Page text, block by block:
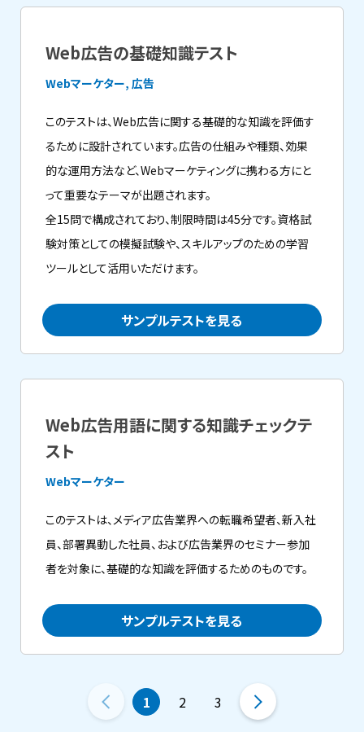
Web広告の基礎知識テスト
Webマーケター, 広告
このテストは、Web広告に関する基礎的な知識を評価す
るために設計されています。広告の仕組みや種類、効果
的な運用方法など、Webマーケティングに携わる方にと
って重要なテーマが出題されます。
全15問で構成されており、制限時間は45分です。資格試
験対策としての模擬試験や、スキルアップのための学習
ツールとして活用いただけます。
サンプルテストを見る
Web広告用語に関する知識チェックテ
スト
Webマーケター
このテストは、メディア広告業界への転職希望者、新入社
員、部署異動した社員、および広告業界のセミナー参加
者を対象に、基礎的な知識を評価するためのものです。
サンプルテストを見る
1 2 3